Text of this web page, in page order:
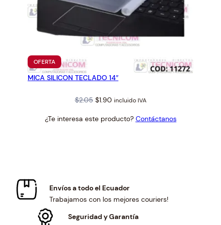
OFERTAPRODUCTO
EN
OFERTA
MICA SILICON TECLADO 14″
$2.05 Original
was:
$1.90Current
is:
incluido IVA
¿Te interesa este producto? Contáctanos
Envíos a todo el Ecuador
Trabajamos con los mejores couriers!
Seguridad y Garantía